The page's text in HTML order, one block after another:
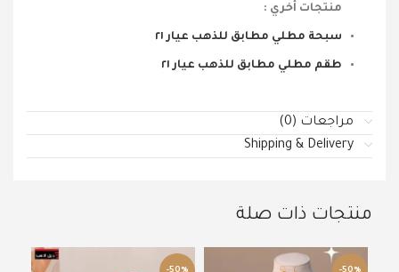
منتجات أخري :
سبحة مطلي مطابق للذهب عيار ٢١
طقم مطلي مطابق للذهب عيار ٢١
مراجعات (0)
Shipping & Delivery
منتجات ذات صلة